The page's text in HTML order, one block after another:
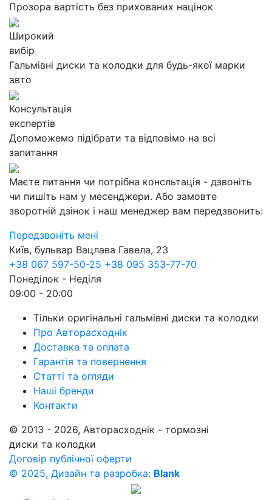
Прозора вартість без прихованих націнок
Широкий
вибір
Гальмівні диски та колодки для будь-якої марки
авто
Консультація
експертів
Допоможемо підібрати та відповімо на всі
запитання
Маєте питання чи потрібна консльтація - дзвоніть
чи пишіть нам у месенджери. Або замовте
зворотній дзінок і наш менеджер вам передзвонить:
Передзвоніть мені
Київ, бульвар Вацлава Гавела, 23
+38 067 597-50-25 +38 095 353-77-70
Понеділок - Неділя
09:00 - 20:00
Тільки оригінальні гальмівні диски та колодки
Про Авторасходнік
Доставка та оплата
Гарантія та повернення
Статті та огляди
Наші бренди
Контакти
© 2013 - 2026, Авторасходнік - тормозні
диски та колодки
Договір публічної оферти
© 2025, Дизайн та разробка: Blank